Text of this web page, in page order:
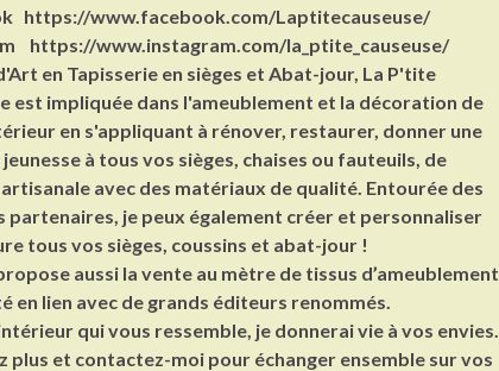
https://www.facebook.com/Laptitecauseuse/
https://www.instagram.com/la_ptite_causeuse/
en Tapisserie en sièges et Abat-jour, La P'tite
est impliquée dans l'ameublement et la décoration de
en s'appliquant à rénover, restaurer, donner une
à tous vos sièges, chaises ou fauteuils, de
avec des matériaux de qualité. Entourée des
partenaires, je peux également créer et personnaliser
tous vos sièges, coussins et abat-jour !
aussi la vente au mètre de tissus d’ameublement
en lien avec de grands éditeurs renommés.
qui vous ressemble, je donnerai vie à vos envies.
plus et contactez-moi pour échanger ensemble sur vos